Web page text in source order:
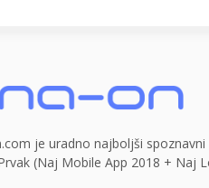
je uradno najboljši spoznavni
(Naj Mobile App 2018 + Naj